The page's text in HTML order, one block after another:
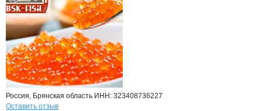
Россия, Брянская область ИНН: 323408736227
Оставить отзыв